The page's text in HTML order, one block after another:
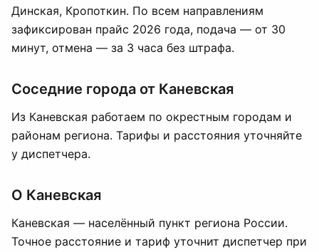
Динская, Кропоткин. По всем направлениям
зафиксирован прайс 2026 года, подача — от 30
минут, отмена — за 3 часа без штрафа.
Соседние города от Каневская
Из Каневская работаем по окрестным городам и
районам региона. Тарифы и расстояния уточняйте
у диспетчера.
О Каневская
Каневская — населённый пункт региона России.
Точное расстояние и тариф уточнит диспетчер при